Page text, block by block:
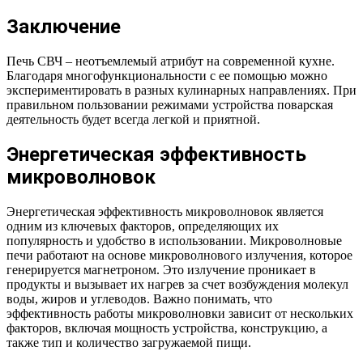
Заключение
Печь СВЧ – неотъемлемый атрибут на современной кухне.
Благодаря многофункциональности с ее помощью можно
экспериментировать в разных кулинарных направлениях. При
правильном пользовании режимами устройства поварская
деятельность будет всегда легкой и приятной.
Энергетическая эффективность
микроволновок
Энергетическая эффективность микроволновок является
одним из ключевых факторов, определяющих их
популярность и удобство в использовании. Микроволновые
печи работают на основе микроволнового излучения, которое
генерируется магнетроном. Это излучение проникает в
продукты и вызывает их нагрев за счет возбуждения молекул
воды, жиров и углеводов. Важно понимать, что
эффективность работы микроволновки зависит от нескольких
факторов, включая мощность устройства, конструкцию, а
также тип и количество загружаемой пищи.